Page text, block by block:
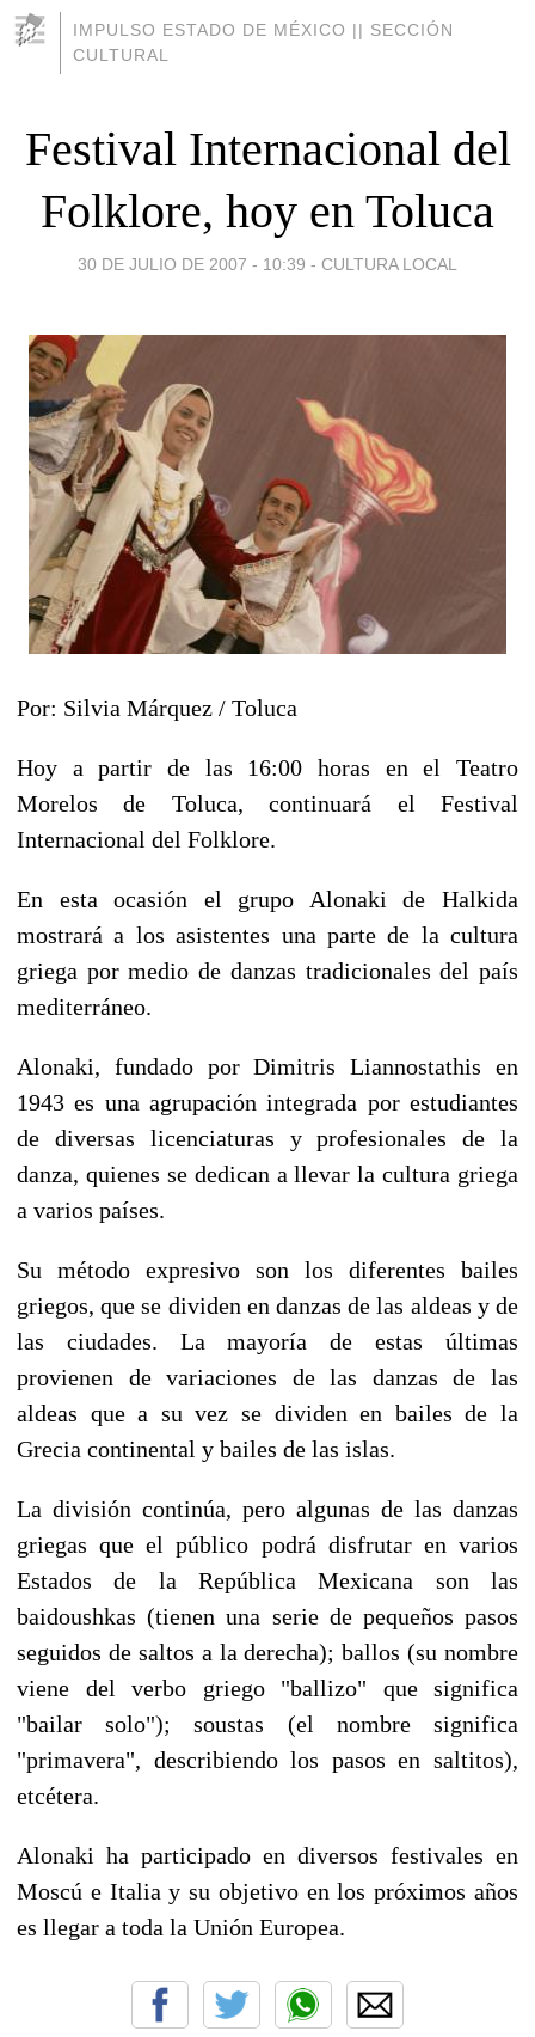
IMPULSO ESTADO DE MÉXICO || SECCIÓN
CULTURAL
Festival Internacional del
Folklore, hoy en Toluca
30 DE JULIO DE 2007 - 10:39 - CULTURA LOCAL
Por: Silvia Márquez / Toluca
Hoy a partir de las 16:00 horas en el Teatro
Morelos de Toluca, continuará el Festival
Internacional del Folklore.
En esta ocasión el grupo Alonaki de Halkida
mostrará a los asistentes una parte de la cultura
griega por medio de danzas tradicionales del país
mediterráneo.
Alonaki, fundado por Dimitris Liannostathis en
1943 es una agrupación integrada por estudiantes
de diversas licenciaturas y profesionales de la
danza, quienes se dedican a llevar la cultura griega
a varios países.
Su método expresivo son los diferentes bailes
griegos, que se dividen en danzas de las aldeas y de
las ciudades. La mayoría de estas últimas
provienen de variaciones de las danzas de las
aldeas que a su vez se dividen en bailes de la
Grecia continental y bailes de las islas.
La división continúa, pero algunas de las danzas
griegas que el público podrá disfrutar en varios
Estados de la República Mexicana son las
baidoushkas (tienen una serie de pequeños pasos
seguidos de saltos a la derecha); ballos (su nombre
viene del verbo griego "ballizo" que significa
"bailar solo"); soustas (el nombre significa
"primavera", describiendo los pasos en saltitos),
etcétera.
Alonaki ha participado en diversos festivales en
Moscú e Italia y su objetivo en los próximos años
es llegar a toda la Unión Europea.